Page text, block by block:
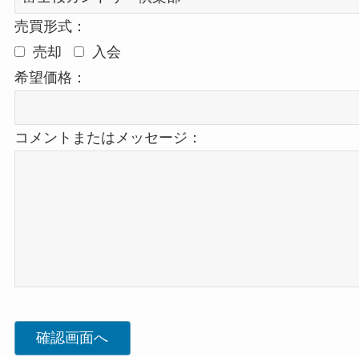
売買形式：
売却
入会
希望価格：
コメントまたはメッセージ：